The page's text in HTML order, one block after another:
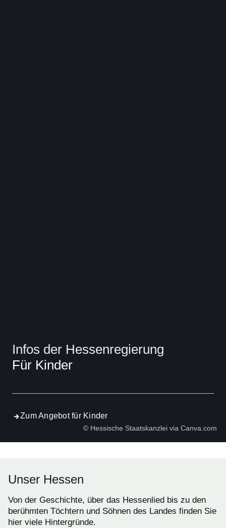
© Hessische Staatskanzlei via Canva.com
Infos der Hessenregierung
Für Kinder
Zum Angebot für Kinder
Unser Hessen
Von der Geschichte, über das Hessenlied bis zu den
berühmten Töchtern und Söhnen des Landes finden Sie
hier viele Hintergründe.